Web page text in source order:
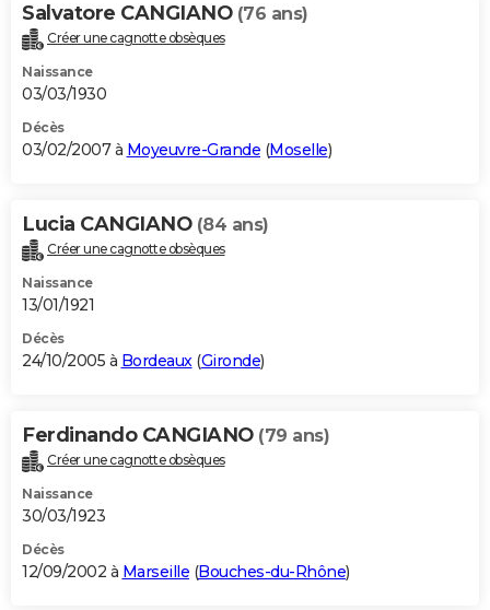
Salvatore CANGIANO (76 ans)
Créer une cagnotte obsèques
Naissance
03/03/1930
Décès
03/02/2007 à Moyeuvre-Grande (Moselle)
Lucia CANGIANO (84 ans)
Créer une cagnotte obsèques
Naissance
13/01/1921
Décès
24/10/2005 à Bordeaux(Gironde)
Ferdinando CANGIANO (79 ans)
Créer une cagnotte obsèques
Naissance
30/03/1923
Décès
12/09/2002 à Marseille (Bouches-du-Rhône)